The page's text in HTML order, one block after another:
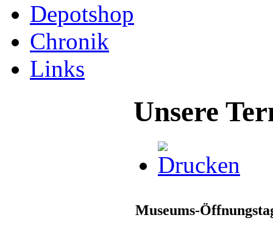
Depotshop
Chronik
Links
Unsere
Museums-